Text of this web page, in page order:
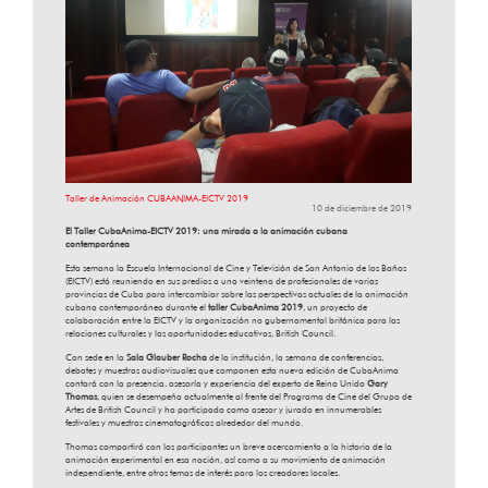
Taller de Animación CUBAANIMA-EICTV 2019
10 de diciembre de 2019
El Taller CubaAnima-EICTV 2019: una mirada a la animación cubana
contemporánea
Esta semana la Escuela Internacional de Cine y Televisión de San Antonio de los Baños
(EICTV) está reuniendo en sus predios a una veintena de profesionales de varias
provincias de Cuba para intercambiar sobre las perspectivas actuales de la animación
cubana contemporánea durante el taller CubaAnima 2019 , un proyecto de
colaboración entre la EICTV y la organización no gubernamental británica para las
relaciones culturales y las oportunidades educativas, British Council.
Con sede en la Sala Glauber Rocha de la institución, la semana de conferencias,
debates y muestras audiovisuales que componen esta nueva edición de CubaAnima
contará con la presencia, asesoría y experiencia del experto de Reino Unido Gary
Thomas, quien se desempeña actualmente al frente del Programa de Cine del Grupo de
Artes de British Council y ha participado como asesor y jurado en innumerables
festivales y muestras cinematográficas alrededor del mundo.
Thomas compartirá con los participantes un breve acercamiento a la historia de la
animación experimental en esa nación, así como a su movimiento de animación
independiente, entre otros temas de interés para los creadores locales.